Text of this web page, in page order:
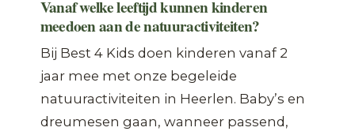
Vanaf welke leeftijd kunnen kinderen
meedoen aan de natuuractiviteiten?
Bij Best 4 Kids doen kinderen vanaf 2
jaar mee met onze begeleide
natuuractiviteiten in Heerlen. Baby’s en
dreumesen gaan, wanneer passend,